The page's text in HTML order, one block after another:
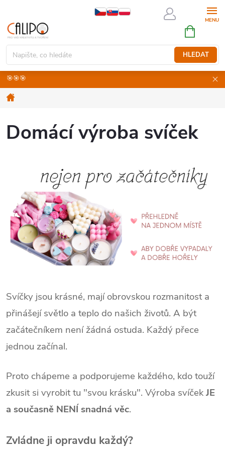
obsah
HLEDAT
NÁKUPNÍ
KOŠÍK
🎯🎯🎯
Domů
Domácí výroba svíček
Svíčky jsou krásné, mají obrovskou rozmanitost a
přinášejí světlo a teplo do našich životů. A být
začátečníkem není žádná ostuda. Každý přece
jednou začínal.
Proto chápeme a podporujeme každého, kdo touží
zkusit si vyrobit tu "svou krásku". Výroba svíčekJE
a současně NENÍ snadná věc.
Zvládne ji opravdu každý?